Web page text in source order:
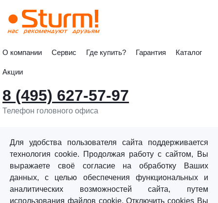
О компании Сервис Где купить? Гарантия Каталог
Акции
8 (495) 627-57-97
Телефон головного офиса
Для удобства пользователя сайта поддерживается
технология cookie. Продолжая работу с сайтом, Вы
выражаете своё согласие на обработку Ваших
данных, с целью обеспечения функциональных и
аналитических возможностей сайта, путем
использования файлов cookie. Отключить cookies Вы